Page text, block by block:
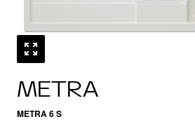
METRA
METRA 6 S